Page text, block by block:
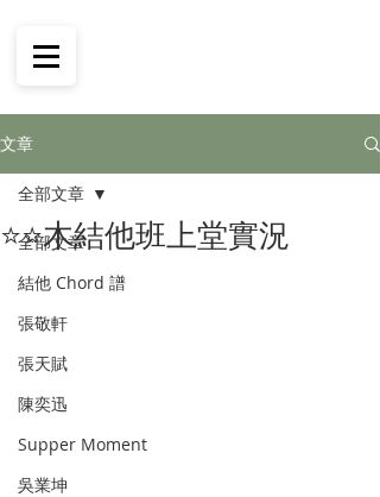
文章
全部文章
結他 Chord 譜
張敬軒
張天賦
陳奕迅
Supper Moment
吳業坤
全部文章
⭐️⭐️木結他班上堂實況